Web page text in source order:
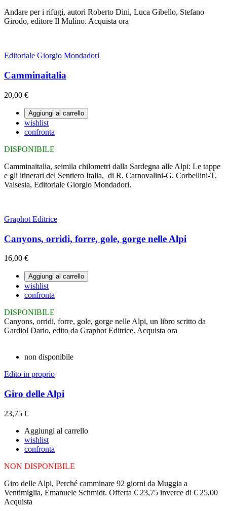
Andare per i rifugi, autori Roberto Dini, Luca Gibello, Stefano
Girodo, editore Il Mulino. Acquista ora
Editoriale Giorgio Mondadori
Camminaitalia
20,00 €
Aggiungi al carrello
wishlist
confronta
DISPONIBILE
Camminaitalia, seimila chilometri dalla Sardegna alle Alpi: Le tappe
e gli itinerari del Sentiero Italia, di R. Carnovalini-G. Corbellini-T.
Valsesia, Editoriale Giorgio Mondadori.
Graphot Editrice
Canyons, orridi, forre, gole, gorge nelle Alpi
16,00 €
Aggiungi al carrello
wishlist
confronta
DISPONIBILE
Canyons, orridi, forre, gole, gorge nelle Alpi, un libro scritto da
Gardiol Dario, edito da Graphot Editrice. Acquista ora
non disponibile
Edito in proprio
Giro delle Alpi
23,75 €
Aggiungi al carrello
wishlist
confronta
NON DISPONIBILE
Giro delle Alpi, Perché camminare 92 giorni da Muggia a
Ventimiglia, Emanuele Schmidt. Offerta € 23,75 inverce di € 25,00
Acquista